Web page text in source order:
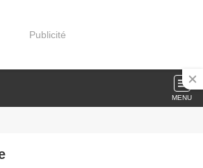
Publicité
MENU